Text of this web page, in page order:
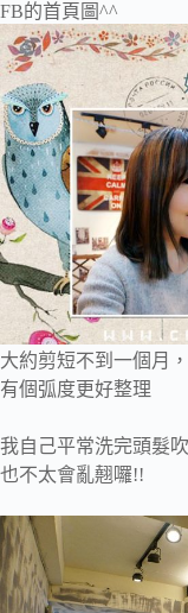
FB的首頁圖^^
大約剪短不到一個月
有個弧度更好整理
我自己平常洗完頭髮
也不太會亂翹囉!!